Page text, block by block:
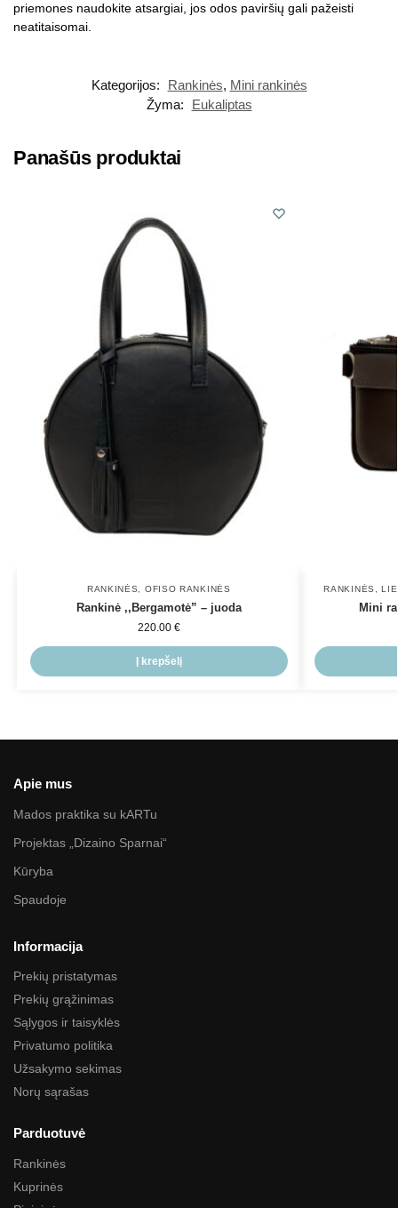
priemones naudokite atsargiai, jos odos paviršių gali pažeisti
neatitaisomai.
Kategorijos: Rankinės, Mini rankinės
Žyma:
Eukaliptas
Panašūs produktai
RANKINĖS OFISO RANKINĖS
Rankinė ,,Bergamotė” – juoda
220.00 €
Į krepšelį
RANKINĖS ,
Mini
Apie mus
Mados praktika su kARTu
Projektas „Dizaino Sparnai“
Kūryba
Spaudoje
Informacija
Prekių pristatymas
Prekių grąžinimas
Sąlygos ir taisyklės
Privatumo politika
Užsakymo sekimas
Norų sąrašas
Parduotuvė
Rankinės
Kuprinės